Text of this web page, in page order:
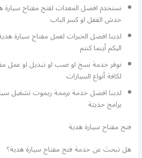
نستخدم افضل المعدات لفتح مفتاح سيارة
خدش القفل او كسر الباب
لدينا افضل الخبرات لعمل مفتاح سيارة
اليكم أينما كنتم
نوفر خدمة نسخ او صب او تبديل او عمل
لكافة أنواع السيارات
لدينا افضل خدمة برمجة ريموت تشغيل
برامج حديثة
فتح مفتاح سيارة هدية
هل تبحث عن خدمة فتح مفتاح سيارة هدية؟